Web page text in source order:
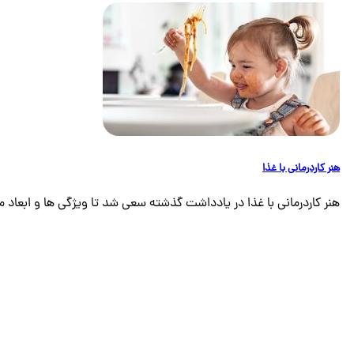
هنر کاردرمانی با غذا
هنر کاردرمانی با غذا در یادداشت گذشته سعی شد تا ویژگی ها و